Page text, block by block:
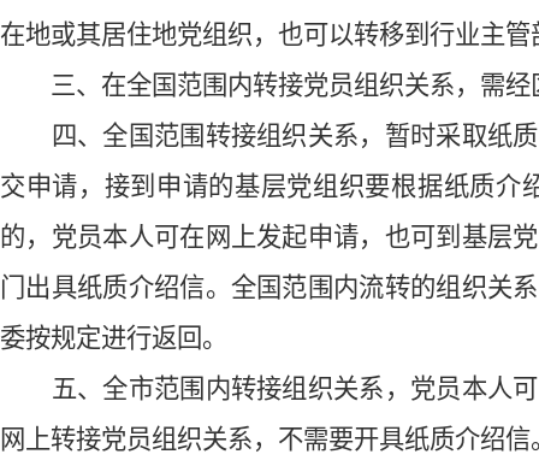
在地或其居住地党组织，也可以转移到行业主
三、 在全国范围内转接党员组织关系，需
四、全国范围转接组织关系，暂时采取纸
交申请，接到申请的基层党组织要根据纸质
的，党员本人可在网上发起申请，也可到基层
门出具纸质介绍信。全国范围内流转的组织关
委按规定进行返回。
五、全市范围内转接组织关系，党员本人
网上转接党员组织关系，不需要开具纸质介绍